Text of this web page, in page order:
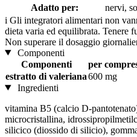
Adatto per:
nervi,
i Gli integratori alimentari non
dieta varia ed equilibrata. Tenere
Non superare il dosaggio
Componenti
Componenti
per
estratto di valeriana600 mg
Ingredienti
vitamina B5 (calcio D-
microcristallina,
silicico (diossido di silicio),